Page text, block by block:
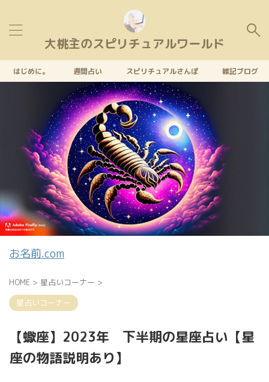
大桃主のスピリチュアルワールド
はじめに。 週間占い スピリチュアルさんぽ 雑記ブログ
お名前.com
HOME > 星占いコーナー >
星占いコーナー
【蠍座】2023年 下半期の星座占い【星
座の物語説明あり】